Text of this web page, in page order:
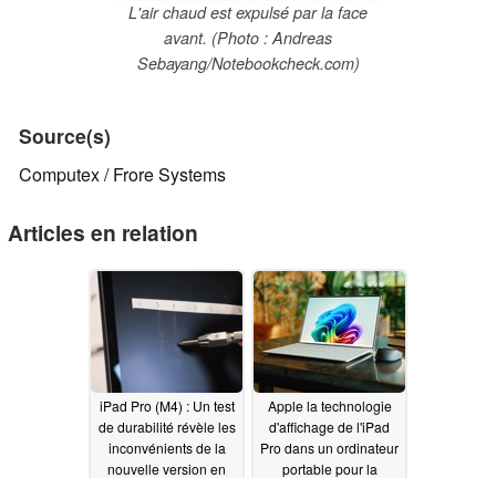
L'air chaud est expulsé par la face
avant. (Photo : Andreas
Sebayang/Notebookcheck.com)
Source(s)
Computex / Frore Systems
Articles en relation
iPad Pro (M4) : Un test
de durabilité révèle les
inconvénients de la
nouvelle version en
Apple la technologie
d'affichage de l'iPad
Pro dans un ordinateur
portable pour la